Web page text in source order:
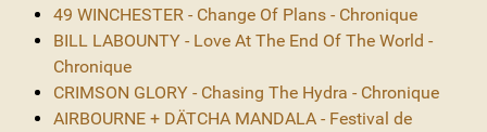
49 WINCHESTER - Change Of Plans - Chronique
BILL LABOUNTY - Love At The End Of The World -
Chronique
CRIMSON GLORY - Chasing The Hydra - Chronique
AIRBOURNE + DÄTCHA MANDALA - Festival de